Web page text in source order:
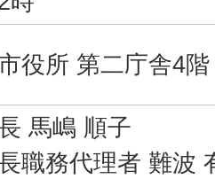
役所 第二庁舎4
馬嶋 順子
職務代理者 難波